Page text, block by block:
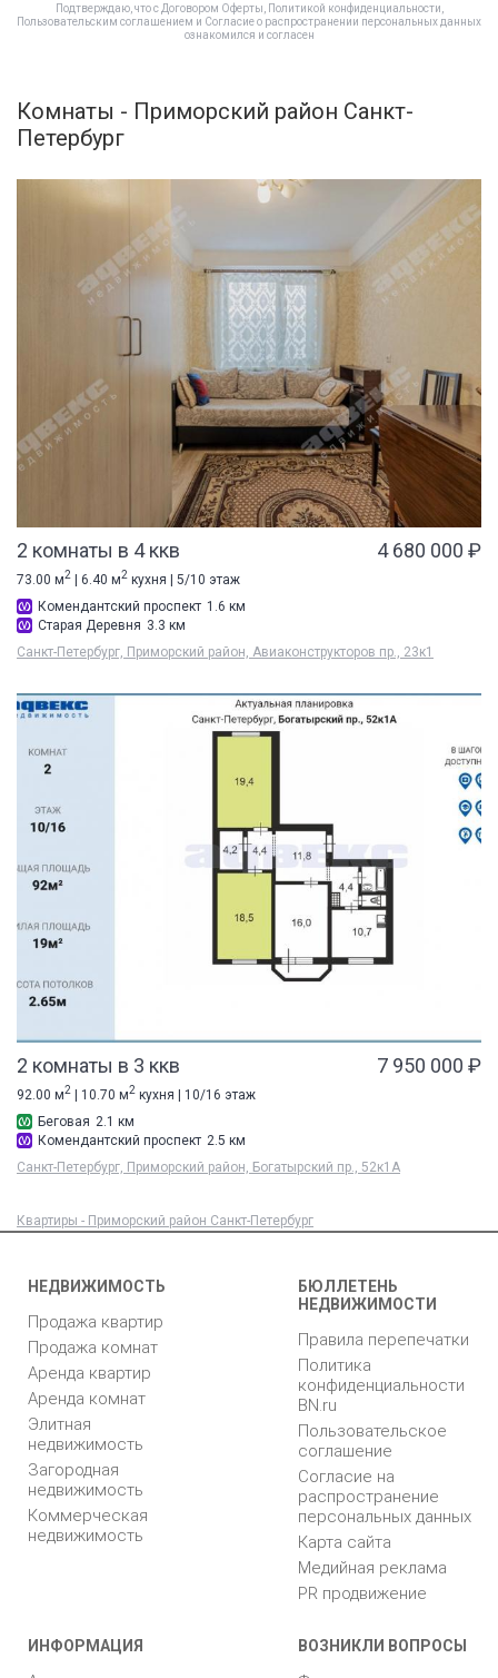
Подтверждаю, что с Договором Оферты Политикой конфиденциальности
Пользовательским соглашением и Согласие о распространении персональных данных
ознакомился и согласен
Комнаты - Приморский район Санкт-
Петербург
2 комнаты в 4 ккв 4 680 000 ₽
73.00 м2 | 6.40 м2 кухня | 5/10 этаж
Комендантский проспект 1.6 км
Старая Деревня 3.3 км
Санкт-Петербург, Приморский район, Авиаконструкторов пр., 23к1
2 комнаты в 3 ккв 7 950 000 ₽
92.00 м2 | 10.70 м2 кухня | 10/16 этаж
Беговая 2.1 км
Комендантский проспект 2.5 км
Санкт-Петербург, Приморский район, Богатырский пр., 52к1А
Квартиры - Приморский район Санкт-Петербург
НЕДВИЖИМОСТЬ
Продажа квартир
Продажа комнат
Аренда квартир
Аренда комнат
Элитная
недвижимость
Загородная
недвижимость
Коммерческая
недвижимость
БЮЛЛЕТЕНЬ
НЕДВИЖИМОСТИ
Правила перепечатки
Политика
конфиденциальности
BN.ru
Пользовательское
соглашение
Согласие на
распространение
персональных данных
Карта сайта
Медийная реклама
PR продвижение
ИНФОРМАЦИЯ ВОЗНИКЛИ ВОПРОСЫ